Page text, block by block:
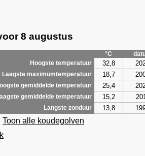
8 augustus
°C
Hoogste temperatuur
32,8
Laagste maximumtemperatuur 18,7
gemiddelde temperatuur 25,4
gemiddelde temperatuur 15,2
Langste zonduur 13,8
Toon alle koudegolven